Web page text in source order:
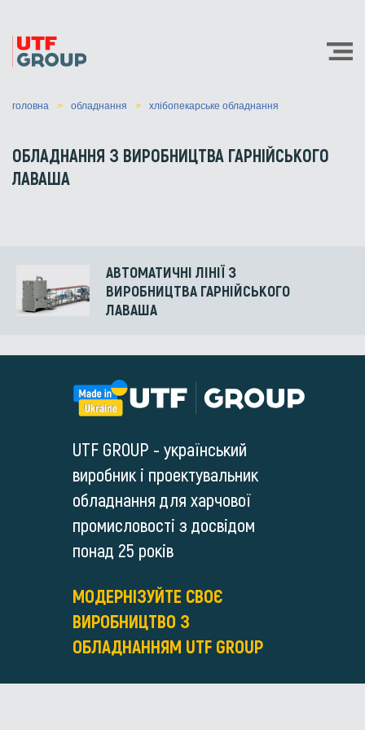
головна обладнання хлібопекарське обладнання
ОБЛАДНАННЯ З ВИРОБНИЦТВА ГАРНІЙСЬКОГО
ЛАВАША
АВТОМАТИЧНІ ЛІНІЇ З
ВИРОБНИЦТВА ГАРНІЙСЬКОГО
ЛАВАША
UTF GROUP - український
виробник і проектувальник
обладнання для харчової
промисловості з досвідом
понад 25 років
МОДЕРНІЗУЙТЕ СВОЄ
ВИРОБНИЦТВО З
ОБЛАДНАННЯМ UTF GROUP